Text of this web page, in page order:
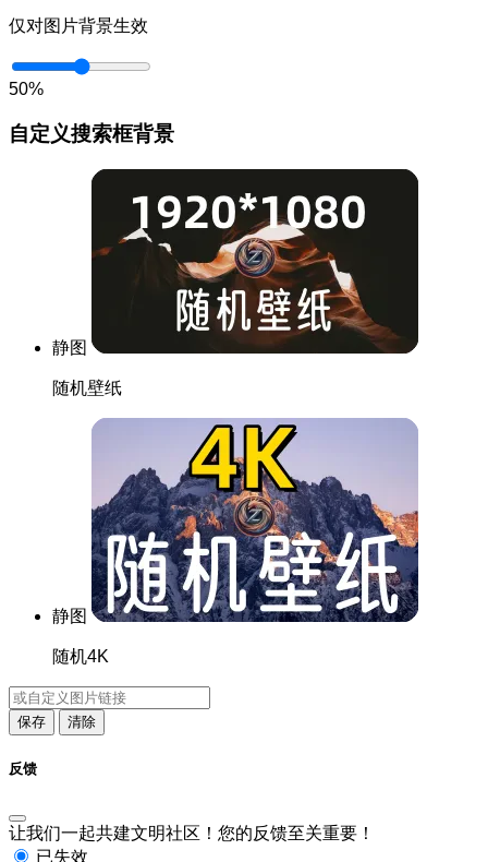
仅对图片背景生效
50%
自定义搜索框背景
静图
随机壁纸
静图
随机4K
保存 清除
反馈
让我们一起共建文明社区！您的反馈至关重要！
已失效